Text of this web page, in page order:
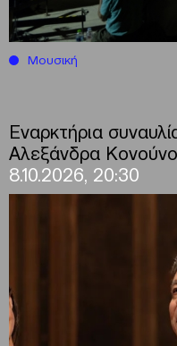
Μουσική
Εναρκτήρια
Αλεξάνδρα
8.10.2026, 20:30